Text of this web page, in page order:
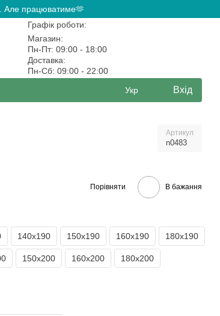
Але працюватиме🫶
Графік роботи:
Магазин:
Пн-Пт: 09:00 - 18:00
Доставка:
Пн-Сб: 09:00 - 22:00
Укр Вхід
Артикул
n0483
Порівняти В бажання
140х190 150х190 160х190 180х190
150х200 160х200 180х200